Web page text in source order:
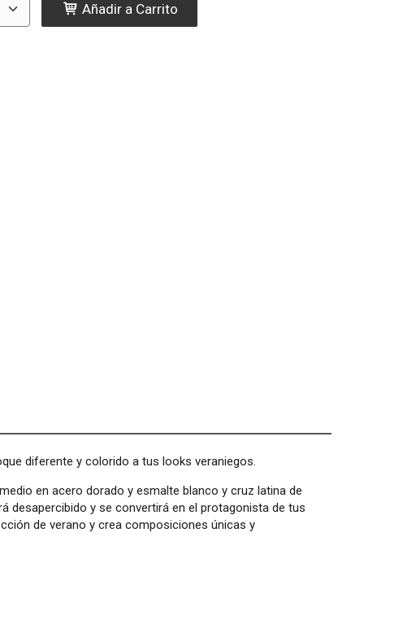
Añadir a Carrito
diferente y colorido a tus looks veraniegos.
en acero dorado y esmalte blanco y cruz latina de
desapercibido y se convertirá en el protagonista de tus
de verano y crea composiciones únicas y